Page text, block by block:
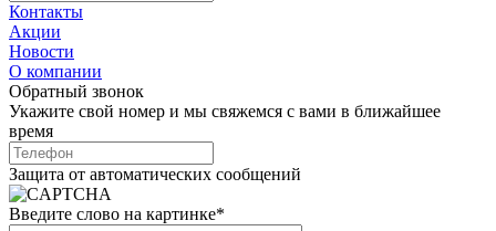
Контакты
Акции
Новости
О компании
Обратный звонок
Укажите свой номер и мы свяжемся с вами в ближайшее
время
Защита от автоматических сообщений
Введите слово на картинке*